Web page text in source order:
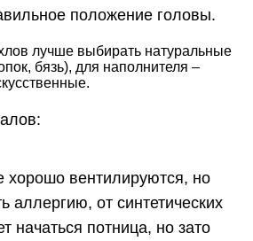
положение головы.
лучше выбирать натуральные
бязь), для наполнителя –
хорошо вентилируются, но
аллергию, от синтетических
начаться потница, но зато